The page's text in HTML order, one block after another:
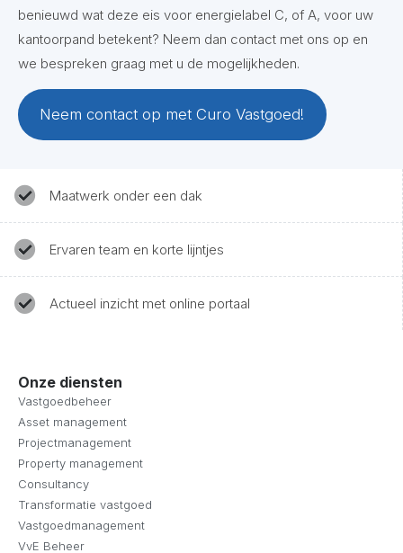
benieuwd wat deze eis voor energielabel C, of A, voor uw
kantoorpand betekent? Neem dan contact met ons op en
we bespreken graag met u de mogelijkheden.
Neem contact op met Curo Vastgoed!
Maatwerk onder een dak
Ervaren team en korte lijntjes
Actueel inzicht met online portaal
Onze diensten
Vastgoedbeheer
Asset management
Projectmanagement
Property management
Consultancy
Transformatie vastgoed
Vastgoedmanagement
VvE Beheer